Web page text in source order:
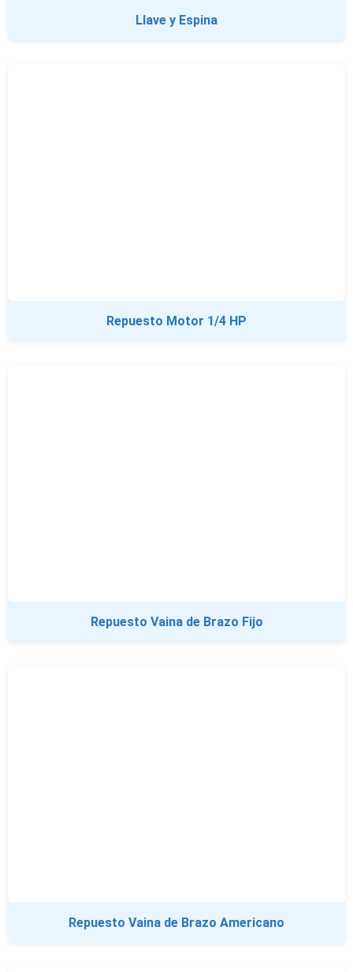
Llave y Espina
Repuesto Motor 1/4 HP
Repuesto Vaina de Brazo Fijo
Repuesto Vaina de Brazo Americano